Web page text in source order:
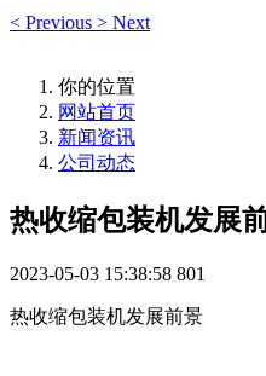
< Previous > Next
你的位置
网站首页
新闻资讯
公司动态
热收缩包装机发展
2023-05-03 15:38:58 801
热收缩包装机发展前景